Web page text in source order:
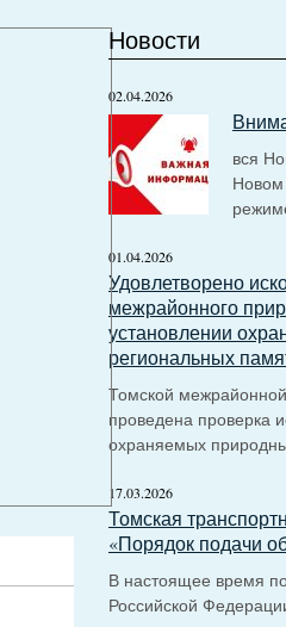
Новости
02.04.2026
вся
Новом
01.04.2026
Удовлетворено
межрайонного
установлении
региональных
Томской
проведена проверка
охраняемых
17.03.2026
Томская
«Порядок подачи
В настоящее время
Российской